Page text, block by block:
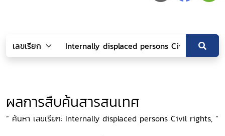
ผลการสืบค้นสารสนเทศ
“ ค้นหา เลขเรียก: Internally displaced persons Civil rights, ”